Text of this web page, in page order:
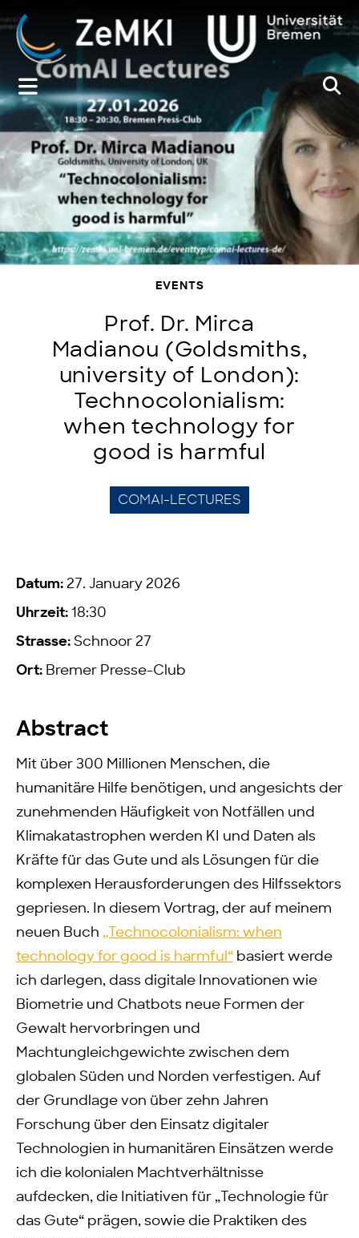
Zum
Inhalt
springen
EVENTS
Prof. Dr. Mirca
Madianou (Goldsmiths,
university of London):
Technocolonialism:
when technology for
good is harmful
COMAI-LECTURES
Datum: 27. January 2026
Uhrzeit: 18:30
Strasse: Schnoor 27
Ort: Bremer Presse-Club
Abstract
Mit über 300 Millionen Menschen, die
humanitäre Hilfe benötigen, und angesichts der
zunehmenden Häufigkeit von Notfällen und
Klimakatastrophen werden KI und Daten als
Kräfte für das Gute und als Lösungen für die
komplexen Herausforderungen des Hilfssektors
gepriesen. In diesem Vortrag, der auf meinem
neuen Buch „Technocolonialism: when
technology for good is harmful“ basiert werde
ich darlegen, dass digitale Innovationen wie
Biometrie und Chatbots neue Formen der
Gewalt hervorbringen und
Machtungleichgewichte zwischen dem
globalen Süden und Norden verfestigen. Auf
der Grundlage von über zehn Jahren
Forschung über den Einsatz digitaler
Technologien in humanitären Einsätzen werde
ich die kolonialen Machtverhältnisse
aufdecken, die Initiativen für „Technologie für
das Gute“ prägen, sowie die Praktiken des